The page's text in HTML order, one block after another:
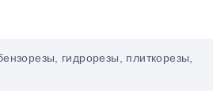
гидрорезы, плиткорезы,